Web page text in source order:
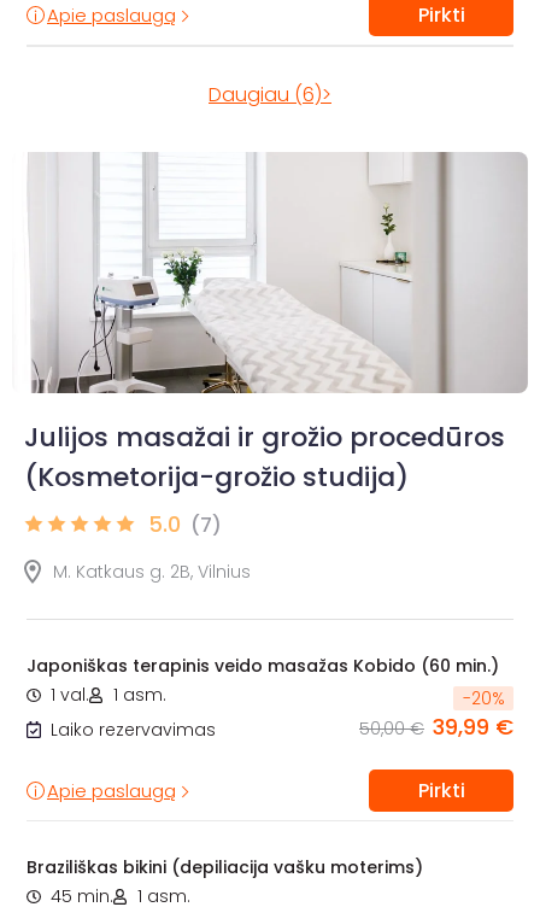
Apie paslaugą Pirkti
Daugiau (6)>
Julijos masažai ir grožio procedūros
(Kosmetorija-grožio studija)
5.0 (7)
M. Katkaus g. 2B, Vilnius
Japoniškas terapinis veido masažas Kobido (60 min.)
1 val.
1 asm.
Laiko rezervavimas
-20%
50,00 € 39,99 €
Apie paslaugą Pirkti
Braziliškas bikini (depiliacija vašku moterims)
45 min.
1 asm.